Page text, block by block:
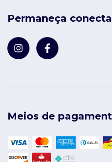
Permaneça
Meios de